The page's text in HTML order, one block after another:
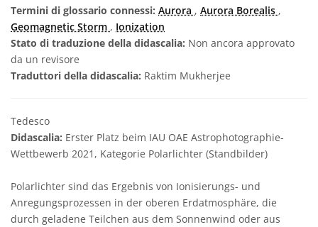
Termini di glossario connessi: Aurora , Aurora Borealis ,
Geomagnetic Storm , Ionization
Stato di traduzione della didascalia: Non ancora approvato
da un revisore
Traduttori della didascalia: Raktim Mukherjee
Tedesco
Didascalia: Erster Platz beim IAU OAE Astrophotographie-
Wettbewerb 2021, Kategorie Polarlichter (Standbilder)
Polarlichter sind das Ergebnis von Ionisierungs- und
Anregungsprozessen in der oberen Erdatmosphäre, die
durch geladene Teilchen aus dem Sonnenwind oder aus